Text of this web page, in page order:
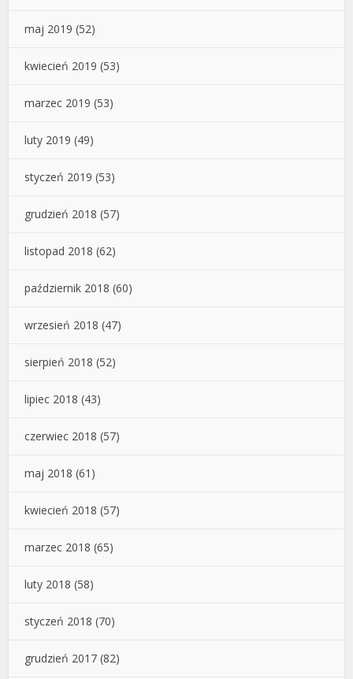
maj 2019 (52)
kwiecień 2019 (53)
marzec 2019 (53)
luty 2019 (49)
styczeń 2019 (53)
grudzień 2018 (57)
listopad 2018 (62)
październik 2018 (60)
wrzesień 2018 (47)
sierpień 2018 (52)
lipiec 2018 (43)
czerwiec 2018 (57)
maj 2018 (61)
kwiecień 2018 (57)
marzec 2018 (65)
luty 2018 (58)
styczeń 2018 (70)
grudzień 2017 (82)